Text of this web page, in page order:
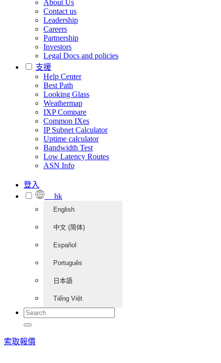
About Us
Contact us
Leadership
Careers
Partnership
Investors
Legal Docs and policies
支援
Help Center
Best Path
Looking Glass
Weathermap
IXP Compare
Common IXes
IP Subnet Calculator
Uptime calculator
Bandwidth Test
Low Latency Routes
ASN Info
登入
hk
English
中文 (简体)
Español
Português
日本語
Tiếng Việt
索取報價